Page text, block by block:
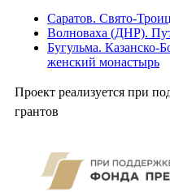
Саратов. Свято-
Волноваха (ДНР).
Бугульма. Казанско-
женский монастырь
Проект реализуется при
грантов